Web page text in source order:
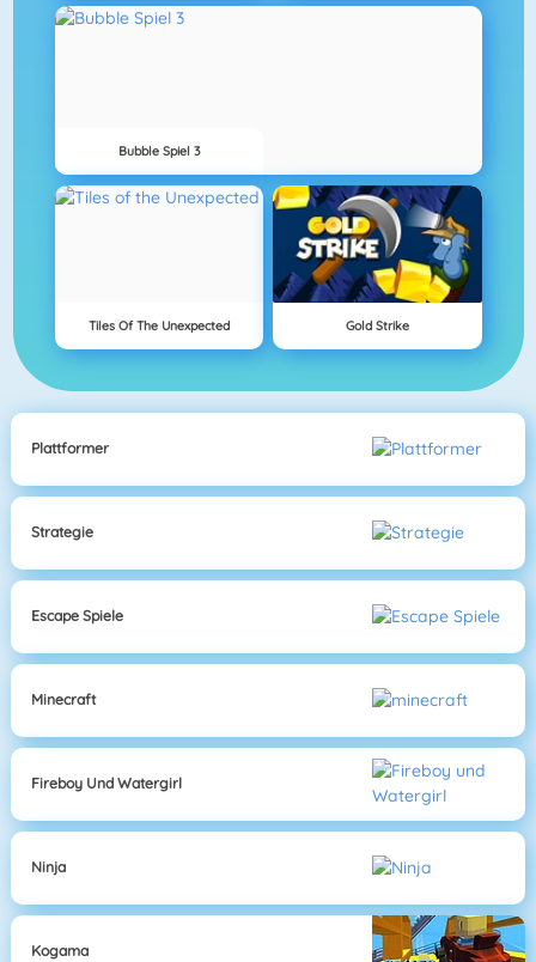
Bubble Spiel 3
Tiles Of The Unexpected Gold Strike
Plattformer
Strategie
Escape Spiele
Minecraft
Fireboy Und Watergirl
Ninja
Kogama